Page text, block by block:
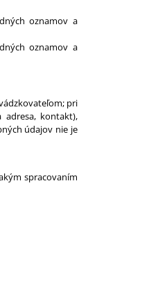
oznamov a
oznamov a
pri
kontakt),
údajov nie je
spracovaním